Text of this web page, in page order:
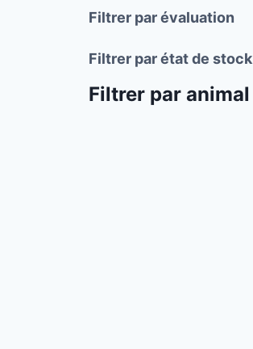
Filtrer par évaluation
Filtrer par état de stock
Filtrer par animal